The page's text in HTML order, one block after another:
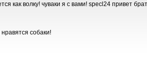
как волку! чуваки я с вами! specl24 привет
собаки!